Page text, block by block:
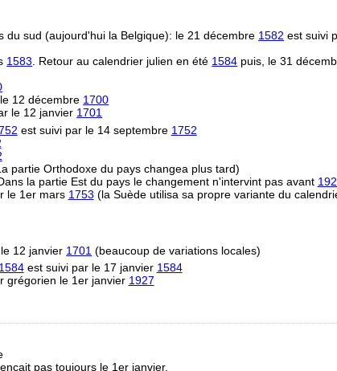
du sud (aujourd'hui la Belgique): le 21 décembre 1582 est suivi
1583. Retour au calendrier julien en été 1584 puis, le 31
12 décembre 1700
le 12 janvier 1701
est suivi par le 14 septembre 1752
partie Orthodoxe du pays changea plus tard)
la partie Est du pays le changement n'intervint pas avant
le 1er mars 1753 (la Suède utilisa sa propre variante du
12 janvier 1701 (beaucoup de variations locales)
1584est suivi par le 17 janvier 1584
grégorien le 1er janvier 1927
pas toujours le 1er janvier.